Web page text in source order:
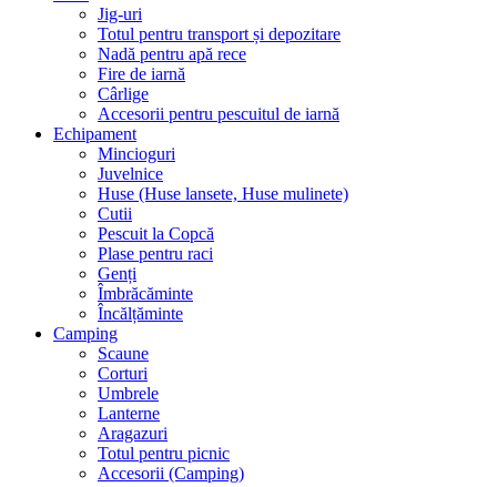
Jig-uri
Totul pentru transport și depozitare
Nadă pentru apă rece
Fire de iarnă
Cârlige
Accesorii pentru pescuitul de iarnă
Echipament
Mincioguri
Juvelnice
Huse (Huse lansete, Huse mulinete)
Cutii
Pescuit la Copcă
Plase pentru raci
Genți
Îmbrăcăminte
Încălțăminte
Camping
Scaune
Corturi
Umbrele
Lanterne
Aragazuri
Totul pentru picnic
Accesorii (Camping)